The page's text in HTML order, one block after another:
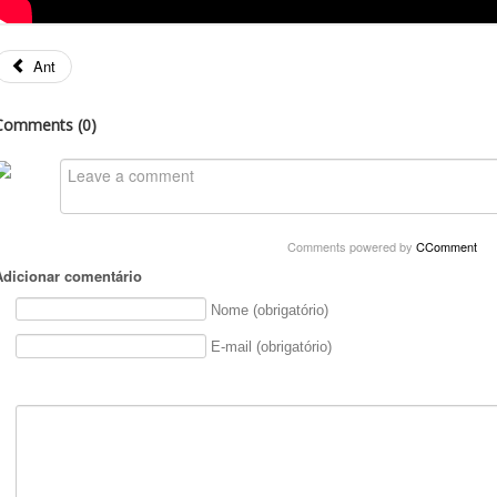
Ant
(0)
Comments powered by CComment
comentário
Nome (obrigatório)
E-mail (obrigatório)